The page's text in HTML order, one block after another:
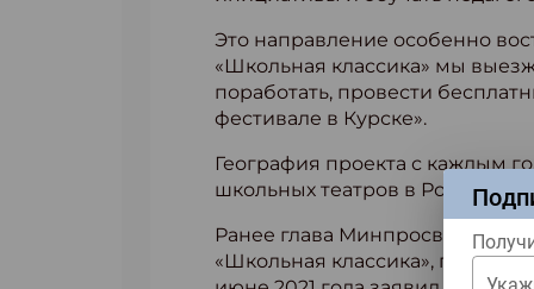
Это направление особенно
«Школьная классика» мы
поработать, провести
фестивале в Курске».
География проекта с каждым
школьных театров в России.
Ранее глава Минпросвещения
«Школьная классика»,